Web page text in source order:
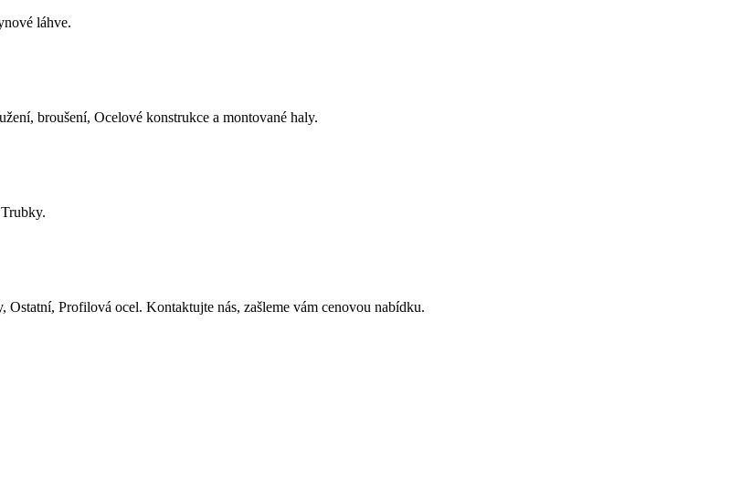
láhve.
broušení, Ocelové konstrukce a montované haly.
Profilová ocel. Kontaktujte nás, zašleme vám cenovou nabídku.